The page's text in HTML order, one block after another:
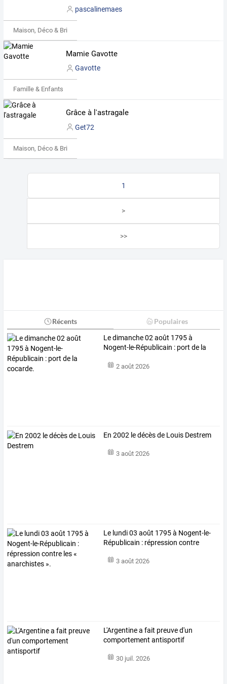
pascalinemaes
Maison, Déco & Bricolage
Mamie Gavotte
Gavotte
Famille & Enfants
Grâce à l'astragale
Get72
Maison, Déco & Bricolage
1
>
>>
Récents Populaires
Le dimanche 02 août 1795 à
Nogent-le-Républicain : port de la
2 août 2026
En 2002 le décès de Louis Destrem
3 août 2026
Le lundi03 août 1795à Nogent-le-
Républicain : répression contre
3 août 2026
L'Argentine a fait preuve d'un
comportement antisportif
30 juil. 2026